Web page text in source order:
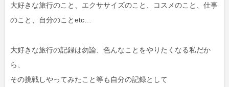
大好きな旅行のこと、エクササイズのこと、コスメのこと、仕事
のこと、自分のことetc…
大好きな旅行の記録は勿論、色んなことをやりたくなる私だか
ら、
その挑戦しやってみたこと等も自分の記録として